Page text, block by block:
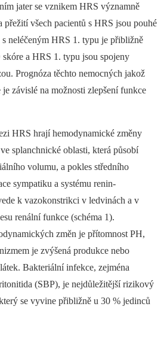
jater se vznikem HRS významně
přežití všech pacientů s HRS jsou pouhé
neléčeným HRS 1. typu je přibližně
a HRS 1. typu jsou spojeny
Prognóza těchto nemocných jakož
závislé na možnosti zlepšení funkce
HRS hrají hemodynamické změny
splanchnické oblasti, která působí
volumu, a pokles středního
sympatiku a systému renin-
k vazokonstrikci v ledvinách a v
renální funkce (schéma 1).
změn je přítomnost PH,
je zvýšená produkce nebo
Bakteriální infekce, zejména
(SBP), je nejdůležitější rizikový
se vyvine přibližně u 30 % jedinců